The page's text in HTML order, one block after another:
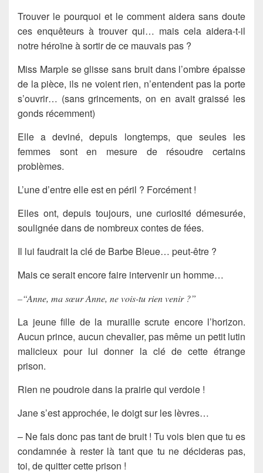
Trouver le pourquoi et le comment aidera sans doute
ces enquêteurs à trouver qui… mais cela aidera-t-il
notre héroïne à sortir de ce mauvais pas ?
Miss Marple se glisse sans bruit dans l’ombre épaisse
de la pièce, ils ne voient rien, n’entendent pas la porte
s’ouvrir… (sans grincements, on en avait graissé les
gonds récemment)
Elle a deviné, depuis longtemps, que seules les
femmes sont en mesure de résoudre certains
problèmes.
L’une d’entre elle est en péril ? Forcément !
Elles ont, depuis toujours, une curiosité démesurée,
soulignée dans de nombreux contes de fées.
Il lui faudrait la clé de Barbe Bleue… peut-être ?
Mais ce serait encore faire intervenir un homme…
–“Anne, ma sœur Anne, ne vois-tu rien venir ?”
La jeune fille de la muraille scrute encore l’horizon.
Aucun prince, aucun chevalier, pas même un petit lutin
malicieux pour lui donner la clé de cette étrange
prison.
Rien ne poudroie dans la prairie qui verdoie !
Jane s’est approchée, le doigt sur les lèvres…
– Ne fais donc pas tant de bruit ! Tu vois bien que tu es
condamnée à rester là tant que tu ne décideras pas,
toi, de quitter cette prison !